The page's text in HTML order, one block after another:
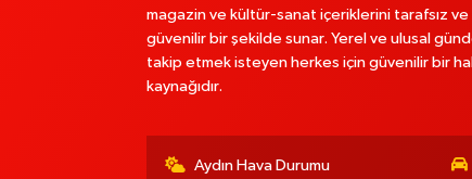
magazin ve kültür-sanat içeriklerini tarafsız ve
güvenilir bir şekilde sunar. Yerel ve ulusal
takip etmek isteyen herkes için güvenilir bir
kaynağıdır.
Aydın Hava Durumu